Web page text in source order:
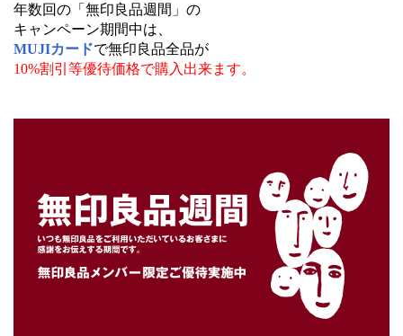
年数回の「無印良品週間」の
キャンペーン期間中は、
MUJIカードで無印良品全品が
10%割引等優待価格で購入出来ます。